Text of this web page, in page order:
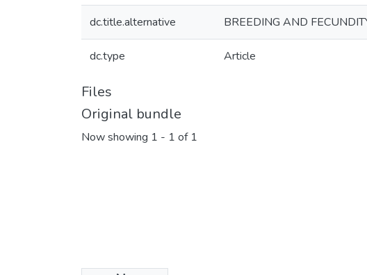
dc.title.alternative BREEDING AND
dc.type Article
Files
Original bundle
Now showing 1 - 1 of 1